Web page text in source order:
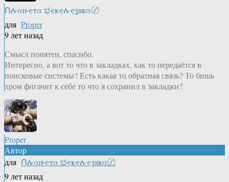
Ոሉαዙҿτα ಭҿҝҿሉҿʓяҝα〄
для Proper
9 лет назад
Смысл понятен, спасибо.
Интересно, а вот то что в закладках, как то передаётся в
поисковые системы? Есть какая то обратная связь? То бишь
хром фигачит к себе то что я сохранил в закладки?
Proper
Автор
для Ոሉαዙҿτα ಭҿҝҿሉҿʓяҝα〄
9 лет назад